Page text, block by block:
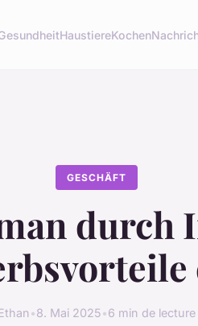
HaustiereKochen
GESCHÄFT
durch
•8. Mai 2025•6 min de lecture